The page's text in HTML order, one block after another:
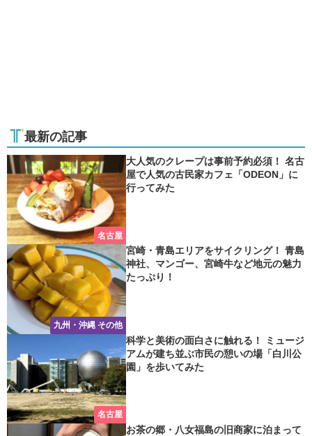
最新の記事
名古屋
大人気のクレープは事前予約必須！ 名古
屋で人気の古民家カフェ「ODEON」に
行ってみた
九州・沖縄 その他
宮崎・青島エリアをサイクリング！ 青島
神社、マンゴー、宮崎牛など地元の魅力
たっぷり！
名古屋
科学と美術の面白さに触れる！ ミュージ
アムが建ち並ぶ市民の憩いの場「白川公
園」を歩いてみた
お茶の郷・八女福島の旧商家に泊まって